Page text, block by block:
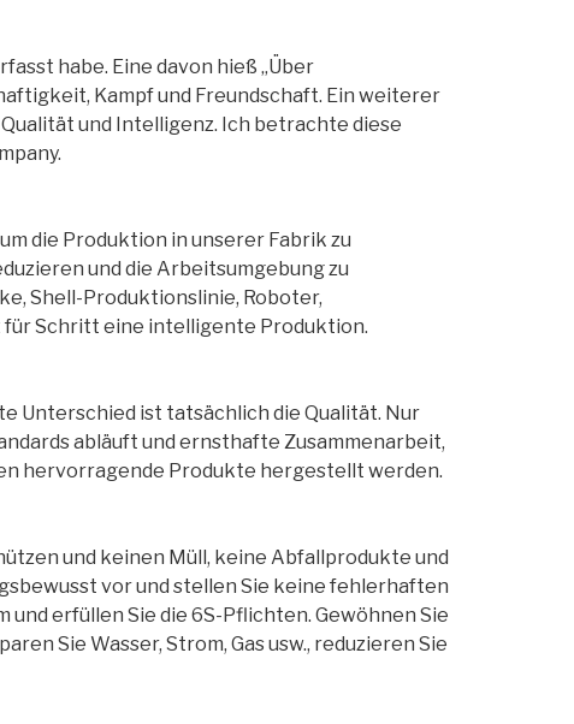
habe. Eine davon hieß „Über
Kampf und Freundschaft. Ein weiterer
und Intelligenz. Ich betrachte diese
die Produktion in unserer Fabrik zu
und die Arbeitsumgebung zu
Shell-Produktionslinie, Roboter,
für Schritt eine intelligente Produktion.
Unterschied ist tatsächlich die Qualität. Nur
abläuft und ernsthafte Zusammenarbeit,
hervorragende Produkte hergestellt werden.
und keinen Müll, keine Abfallprodukte und
vor und stellen Sie keine fehlerhaften
erfüllen Sie die 6S-Pflichten. Gewöhnen Sie
Sie Wasser, Strom, Gas usw., reduzieren Sie